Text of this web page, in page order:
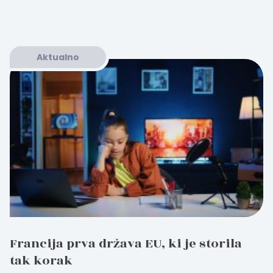
Aktualno
Francija prva država EU, ki je storila
tak korak